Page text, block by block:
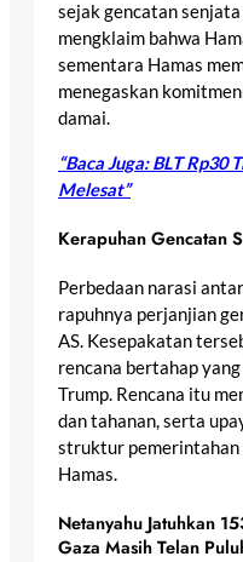
sejak gencatan
mengklaim bahwa
sementara Hamas
menegaskan
damai.
“Baca Juga: BLT
Melesat”
Kerapuhan Gencatan
Perbedaan narasi
rapuhnya perjanjian
AS. Kesepakatan
rencana bertahap
Trump. Rencana itu
dan tahanan, serta
struktur
Hamas.
Netanyahu Jatuhkan
Gaza Masih Telan